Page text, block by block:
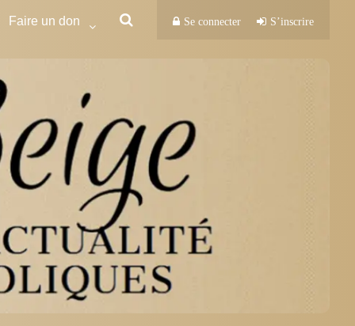
Faire un don Se connecter S’inscrire